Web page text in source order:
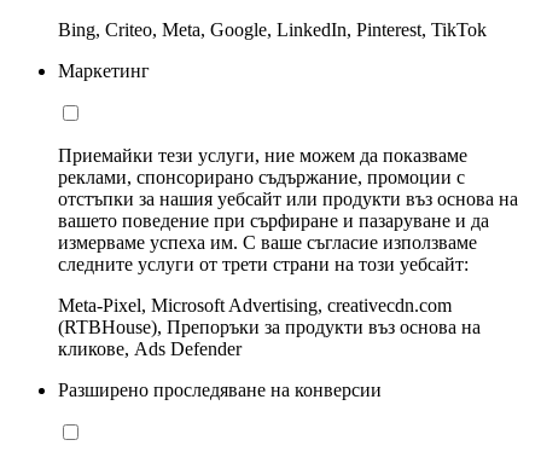
Bing, Criteo, Meta, Google, LinkedIn, Pinterest, TikTok
Маркетинг
Приемайки тези услуги, ние можем да показваме
реклами, спонсорирано съдържание, промоции с
отстъпки за нашия уебсайт или продукти въз основа на
вашето поведение при сърфиране и пазаруване и да
измерваме успеха им. С ваше съгласие използваме
следните услуги от трети страни на този уебсайт:
Meta-Pixel, Microsoft Advertising, creativecdn.com
(RTBHouse), Препоръки за продукти въз основа на
кликове, Ads Defender
Разширено проследяване на конверсии